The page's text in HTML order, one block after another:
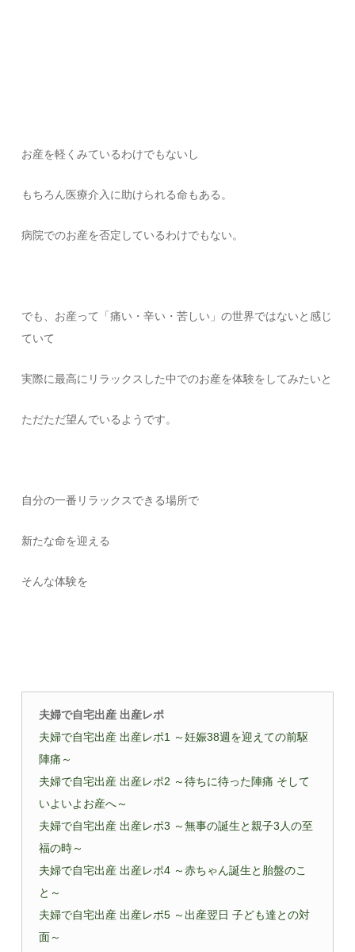
お産を軽くみているわけでもないし
もちろん医療介入に助けられる命もある。
病院でのお産を否定しているわけでもない。
でも、お産って「痛い・辛い・苦しい」の世界ではないと感じ
ていて
実際に最高にリラックスした中でのお産を体験をしてみたいと
ただただ望んでいるようです。
自分の一番リラックスできる場所で
新たな命を迎える
そんな体験を
夫婦で自宅出産 出産レポ
夫婦で自宅出産 出産レポ1 ～妊娠38週を迎えての前駆
陣痛～
夫婦で自宅出産 出産レポ2 ～待ちに待った陣痛 そして
いよいよお産へ～
夫婦で自宅出産 出産レポ3 ～無事の誕生と親子3人の至
福の時～
夫婦で自宅出産 出産レポ4 ～赤ちゃん誕生と胎盤のこ
と～
夫婦で自宅出産 出産レポ5 ～出産翌日 子ども達との対
面～